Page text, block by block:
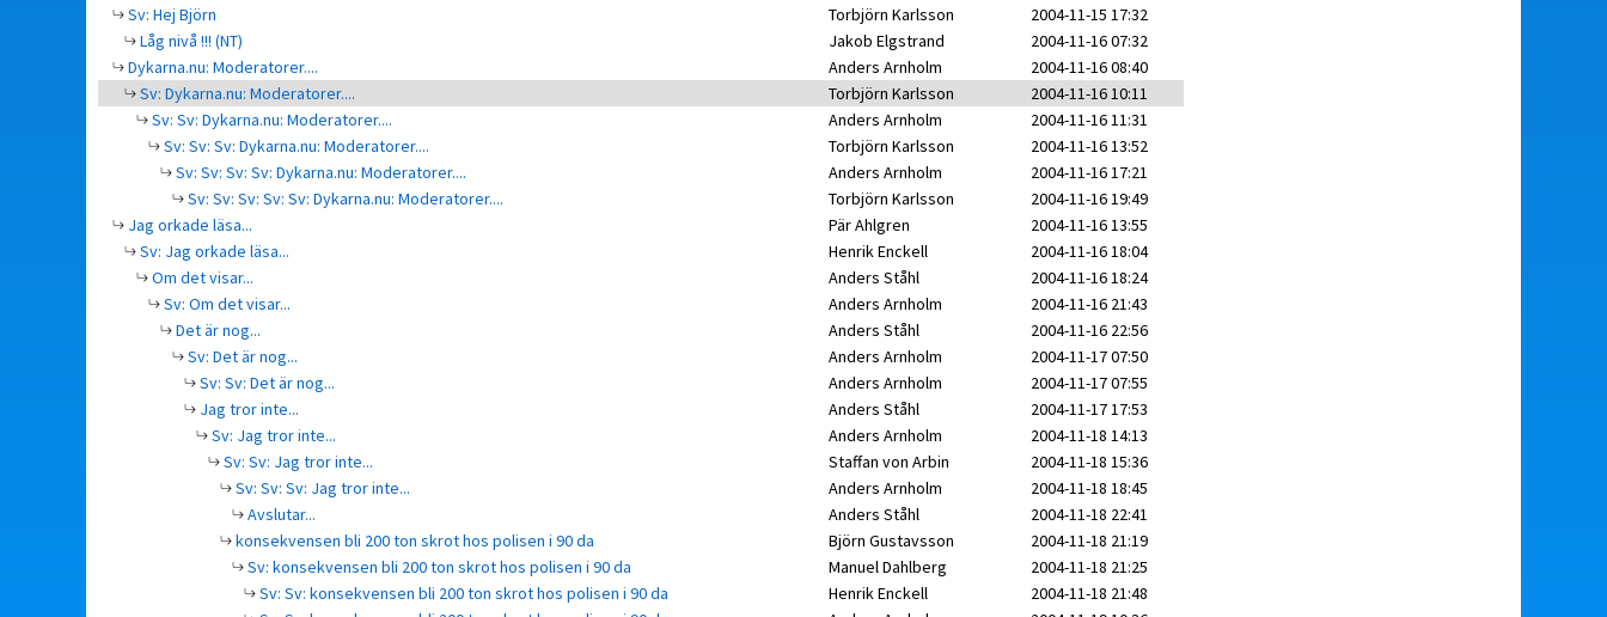
Sv: Hej Björn
Torbjörn Karlsson
2004-11-15 17:32
Låg nivå !!! (NT)
Jakob Elgstrand
2004-11-16 07:32
Dykarna.nu: Moderatorer....
Anders Arnholm
2004-11-16 08:40
Sv: Dykarna.nu: Moderatorer....
Torbjörn Karlsson
2004-11-16 10:11
Sv: Sv: Dykarna.nu: Moderatorer....
Anders Arnholm
2004-11-16 11:31
Sv: Sv: Sv: Dykarna.nu: Moderatorer....
Torbjörn Karlsson
2004-11-16 13:52
Sv: Sv: Sv: Sv: Dykarna.nu: Moderatorer....
Anders Arnholm
2004-11-16 17:21
Sv: Sv: Sv: Sv: Sv: Dykarna.nu: Moderatorer....
Torbjörn Karlsson
2004-11-16 19:49
Jag orkade läsa...
Pär Ahlgren
2004-11-16 13:55
Sv: Jag orkade läsa...
Henrik Enckell
2004-11-16 18:04
Om det visar...
Anders Ståhl
2004-11-16 18:24
Sv: Om det visar...
Anders Arnholm
2004-11-16 21:43
Det är nog...
Anders Ståhl
2004-11-16 22:56
Sv: Det är nog...
Anders Arnholm
2004-11-17 07:50
Sv: Sv: Det är nog...
Anders Arnholm
2004-11-17 07:55
Jag tror inte...
Anders Ståhl
2004-11-17 17:53
Sv: Jag tror inte...
Anders Arnholm
2004-11-18 14:13
Sv: Sv: Jag tror inte...
Staffan von Arbin
2004-11-18 15:36
Sv: Sv: Sv: Jag tror inte...
Anders Arnholm
2004-11-18 18:45
Avslutar...
Anders Ståhl
2004-11-18 22:41
konsekvensen bli 200 ton skrot hos polisen i 90 da
Björn Gustavsson
2004-11-18 21:19
Sv: konsekvensen bli 200 ton skrot hos polisen i 90 da
Manuel Dahlberg
2004-11-18 21:25
Sv: Sv: konsekvensen bli 200 ton skrot hos polisen i 90 da
Henrik Enckell
2004-11-18 21:48